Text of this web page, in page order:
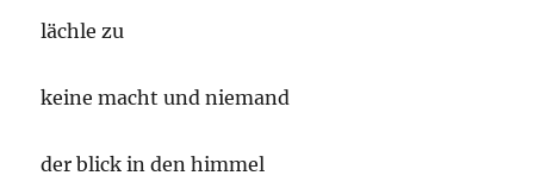
lächle zu
keine macht und niemand
der blick in den himmel